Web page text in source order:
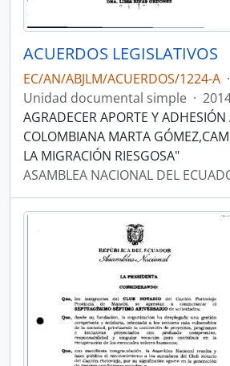
ACUERDOS LEGISLATIVOS
EC/AN/ABJLM/ACUERDOS/1224-A ·
Unidad documental simple ·
AGRADECER APORTE Y ADHESIÓN
COLOMBIANA MARTA
LA MIGRACIÓN RIESGOSA"
ASAMBLEA NACIONAL DEL